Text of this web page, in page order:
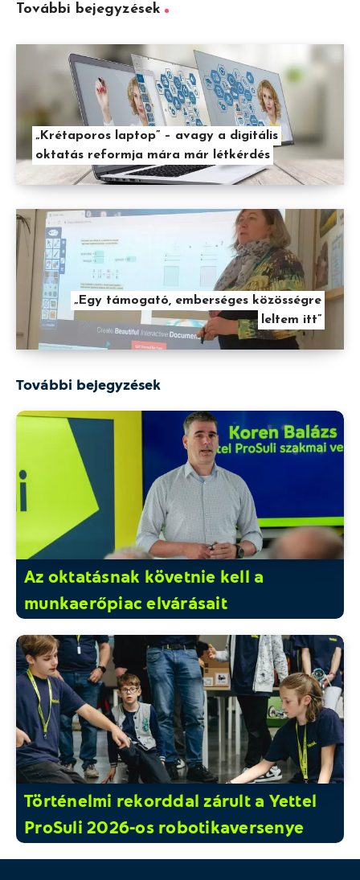
További bejegyzések
„Krétaporos laptop” – avagy a digitális
oktatás reformja mára már létkérdés
„Egy támogató, emberséges közösségre
leltem itt”
További bejegyzések
Az oktatásnak követnie kell a
munkaerőpiac elvárásait
Történelmi rekorddal zárult a Yettel
ProSuli 2026-os robotikaversenye